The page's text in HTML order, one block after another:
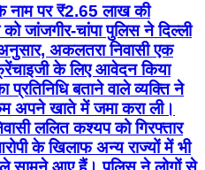
नाम पर ₹2.65 लाख की
जांजगीर-चांपा पुलिस ने दिल्ली
अकलतरा निवासी एक
के लिए आवेदन किया
बताने वाले व्यक्ति ने
अपने खाते में जमा करा ली।
ललित कश्यप को गिरफ्तार
के खिलाफ अन्य राज्यों में भी